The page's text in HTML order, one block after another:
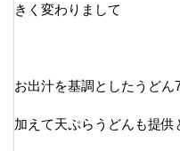
きく変わりまして
お出汁を基調としたうどん
加えて天ぷらうどんも提供